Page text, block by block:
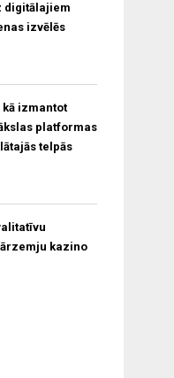
digitālajiem
izvēlēs
izmantot
platformas
telpās
kazino